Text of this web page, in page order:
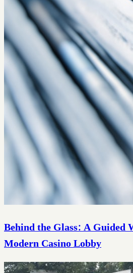
Behind the Glass: A Guided
Modern Casino Lobby